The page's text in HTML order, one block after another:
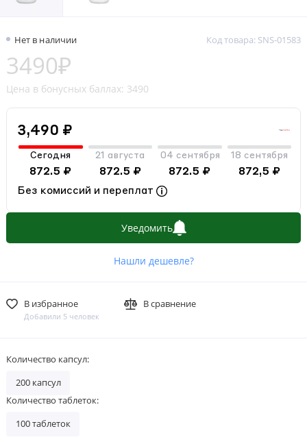
Нет в наличии Код товара: SNS-01583
3490₽
Цена в бонусных баллах: 3490
3,490 ₽
Сегодня
872.5 ₽
21 августа
872.5 ₽
04 сентября
872.5 ₽
18 сентября
872,5 ₽
Без комиссий и переплат
Уведомить
Нашли дешевле?
В избранное
Добавили 5 человек
В сравнение
Количество капсул:
200 капсул
Количество таблеток:
100 таблеток